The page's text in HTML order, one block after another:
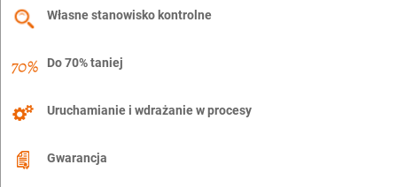
Własne stanowisko kontrolne
Do 70% taniej
Uruchamianie i wdrażanie w procesy
Gwarancja